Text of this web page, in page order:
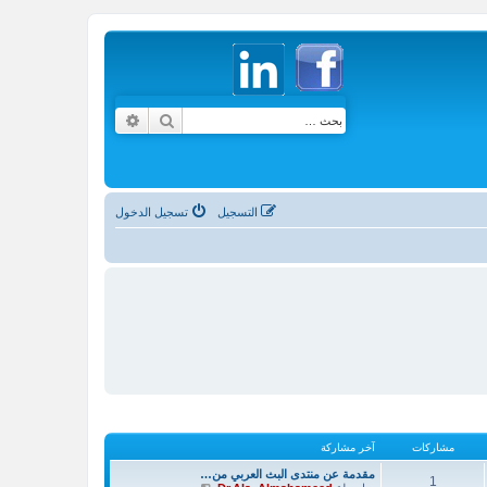
بحث
تسجيل الدخول التسجيل
مشاركات آخر مشاركة
1
مقدمة عن منتدى البث العربي من…